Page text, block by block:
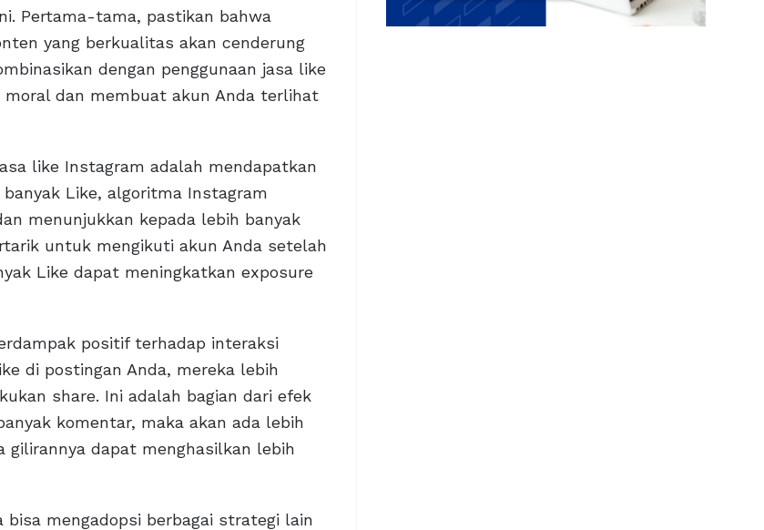
Pertama-tama, pastikan bahwa
yang berkualitas akan cenderung
dengan penggunaan jasa like
dan membuat akun Anda terlihat
like Instagram adalah mendapatkan
Like, algoritma Instagram
menunjukkan kepada lebih banyak
untuk mengikuti akun Anda setelah
Like dapat meningkatkan exposure
positif terhadap interaksi
di postingan Anda, mereka lebih
share. Ini adalah bagian dari efek
komentar, maka akan ada lebih
gilirannya dapat menghasilkan lebih
bisa mengadopsi berbagai strategi lain